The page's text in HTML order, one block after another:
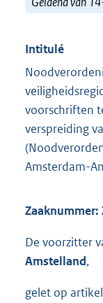
Intitulé
voorschriften
verspreiding
Amsterdam-
Zaaknummer:
De voorzitter
Amstelland,
gelet op